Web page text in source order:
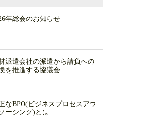
年総会のお知らせ
派遣会社の派遣から請負への
を推進する協議会
なBPO(ビジネスプロセスアウ
ーシング)とは